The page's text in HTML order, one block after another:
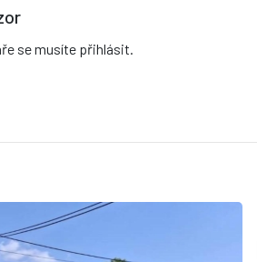
se musíte přihlásit.